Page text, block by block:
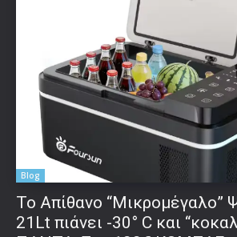
Blog
Το Απίθανο “Μικρομέγαλο”
21Lt πιάνει -30° C και